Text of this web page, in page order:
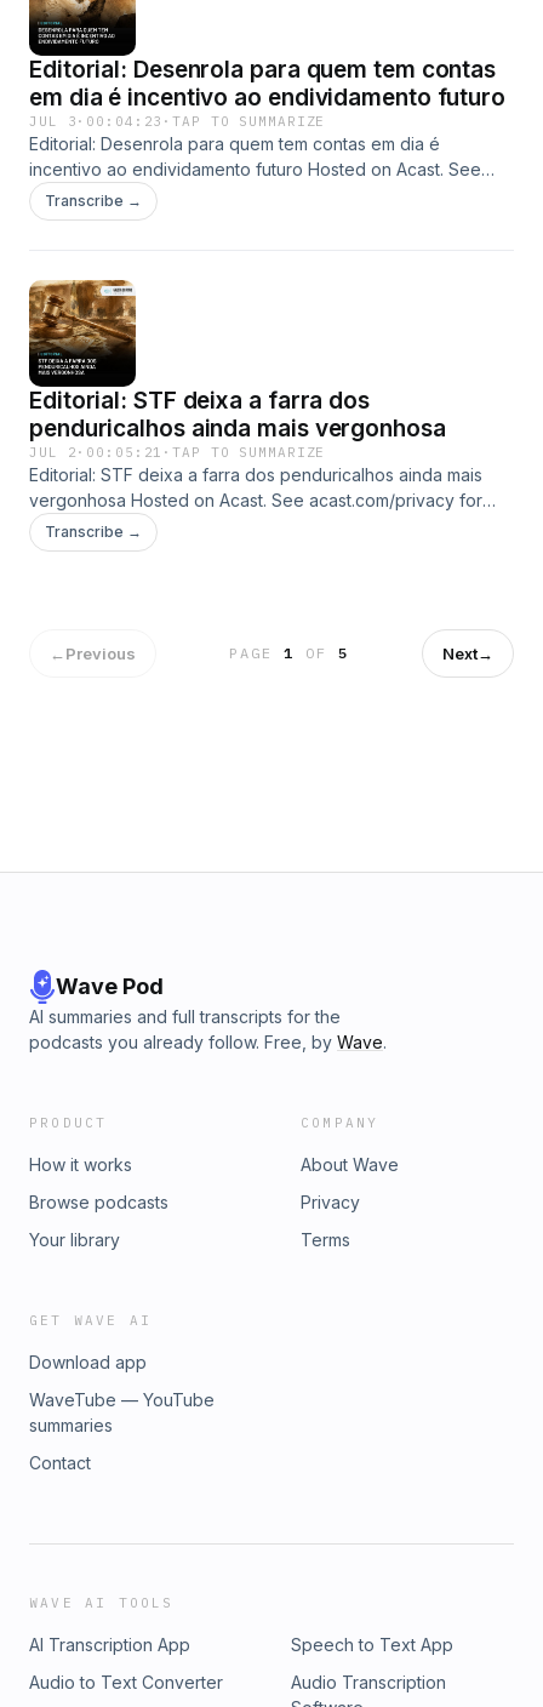
Editorial: Desenrola para quem tem contas
em dia é incentivo ao endividamento futuro
JUL 3 · 00:04:23 ·TAP TO SUMMARIZE
Editorial: Desenrola para quem tem contas em dia é
incentivo ao endividamento futuro Hosted on Acast. See
acast.com/privacy for more information.
Transcribe →
Editorial: STF deixa a farra dos
penduricalhos ainda mais vergonhosa
JUL 2 · 00:05:21 ·TAP TO SUMMARIZE
Editorial: STF deixa a farra dos penduricalhos ainda mais
vergonhosa Hosted on Acast. See acast.com/privacy for
more information.
Transcribe →
←Previous PAGE1 OF 5 Next→
Wave Pod
AI summaries and full transcripts for the
podcasts you already follow. Free, by Wave.
PRODUCT
How it works
Browse podcasts
Your library
COMPANY
About Wave
Privacy
Terms
GET WAVE AI
Download app
WaveTube — YouTube
summaries
Contact
WAVE AI TOOLS
AI Transcription App
Speech to Text App
Audio to Text Converter
Audio Transcription